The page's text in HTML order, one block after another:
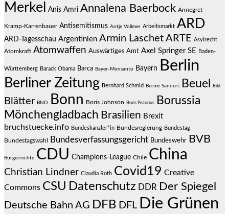
Merkel
Anis Amri Annalena Baerbock Annegret
Kramp-Karrenbauer Antisemitismus Antje Vollmer Arbeitsmarkt ARD
ARD-Tagesschau Argentinien Armin Laschet ARTE Asylrecht
Atomkraft Atomwaffen Auswärtiges Amt Axel Springer SE Baden-
Württemberg Barack Obama Barca Bayer-Monsanto Bayern Berlin
Berliner Zeitung Bernhard Schmid Bernie Sanders Beuel Bild
Blätter BND Bonn Boris Johnson Boris Pistorius
Borussia
Mönchengladbach Brasilien Brexit
bruchstuecke.info Bundeskanzler*in Bundesregierung Bundestag
Bundestagswahl Bundesverfassungsgericht Bundeswehr BVB
Bürgerrechte CDU Champions-League Chile China
Christian Lindner Claudia Roth Covid19 Creative
Commons CSU Datenschutz DDR Der Spiegel
Deutsche Bahn AG DFB DFL Die Grünen